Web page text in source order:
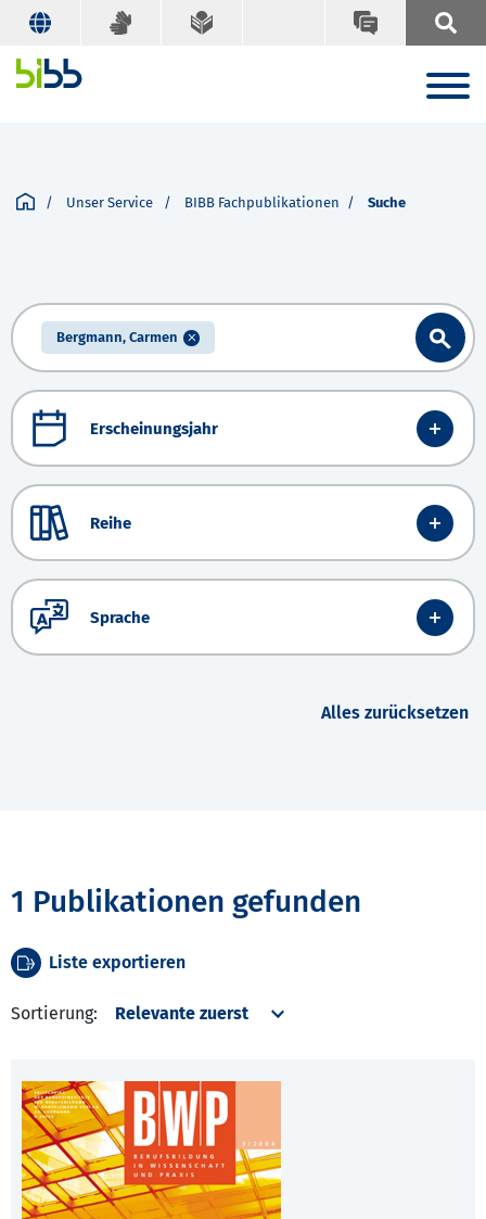
Unser Service BIBB Fachpublikationen Suche
Bergmann, Carmen
Erscheinungsjahr
Reihe
Sprache
Alles zurücksetzen
1 Publikationen gefunden
Liste exportieren
Sortierung: